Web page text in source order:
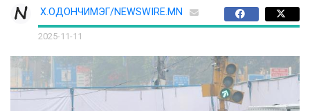
Х.ОДОНЧИМЭГ/NEWSWIRE.MN
2025-11-11